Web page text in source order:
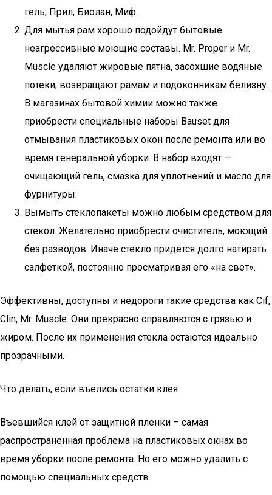
гель, Прил, Биолан, Миф.
Для мытья рам хорошо подойдут бытовые
неагрессивные моющие составы. Mr. Proper и Mr.
Muscle удаляют жировые пятна, засохшие водяные
потеки, возвращают рамам и подоконникам белизну.
В магазинах бытовой химии можно также
приобрести специальные наборы Bauset для
отмывания пластиковых окон после ремонта или во
время генеральной уборки. В набор входят —
очищающий гель, смазка для уплотнений и масло для
фурнитуры.
Вымыть стеклопакеты можно любым средством для
стекол. Желательно приобрести очиститель, моющий
без разводов. Иначе стекло придется долго натирать
салфеткой, постоянно просматривая его «на свет».
Эффективны, доступны и недороги такие средства как Cif,
Clin, Mr. Muscle. Они прекрасно справляются с грязью и
жиром. После их применения стекла остаются идеально
прозрачными.
Что делать, если въелись остатки клея
Въевшийся клей от защитной пленки – самая
распространённая проблема на пластиковых окнах во
время уборки после ремонта. Но его можно удалить с
помощью специальных средств.